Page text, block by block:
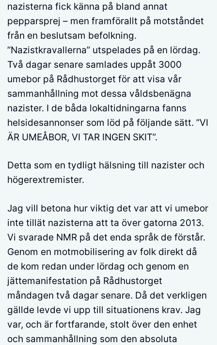
nazisterna fick känna på bland annat
pepparsprej – men framförallt på motståndet
från en beslutsam befolkning.
”Nazistkravallerna” utspelades på en lördag.
Två dagar senare samlades uppåt 3000
umebor på Rådhustorget för att visa vår
sammanhållning mot dessa våldsbenägna
nazister. I de båda lokaltidningarna fanns
helsidesannonser som löd på följande sätt. ”VI
ÄR UMEÅBOR, VI TAR INGEN SKIT”.
Detta som en tydligt hälsning till nazister och
högerextremister.
Jag vill betona hur viktig det var att vi umebor
inte tillät nazisterna att ta över gatorna 2013.
Vi svarade NMR på det enda språk de förstår.
Genom en motmobilisering av folk direkt då
de kom redan under lördag och genom en
jättemanifestation på Rådhustorget
måndagen två dagar senare. Då det verkligen
gällde levde vi upp till situationens krav. Jag
var, och är fortfarande, stolt över den enhet
och sammanhållning som den absoluta